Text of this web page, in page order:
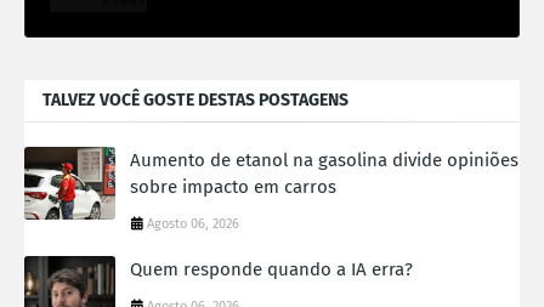
TALVEZ VOCÊ GOSTE DESTAS POSTAGENS
Aumento de etanol na gasolina divide opiniões
sobre impacto em carros
Agosto 06, 2026
Quem responde quando a IA erra?